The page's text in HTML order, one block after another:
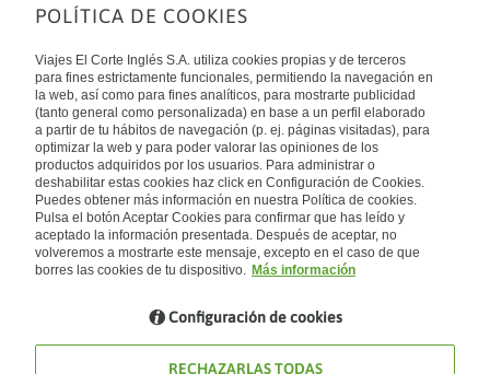
Sobre nosotros
Quiénes somos
Financiación
Sostenibilidad
Turismo accesible
Tarjeta El Corte Inglés
Trabaja con nosotros
El Corte Inglés
Canal Ético
Enlaces de interés
Guías de viaje
Catálogos
Auto check-in
Condiciones Generales
Política de privacidad
Política de cookies
Accesibilidad
Empresas/ Grupos
Internacional
España
Visita nuestro blog
Blog de Viajes el Corte inglés
POLÍTICA DE COOKIES
Viajes El Corte Inglés S.A. utiliza cookies propias y de terceros
para fines estrictamente funcionales, permitiendo la navegación en
la web, así como para fines analíticos, para mostrarte publicidad
(tanto general como personalizada) en base a un perfil elaborado
a partir de tu hábitos de navegación (p. ej. páginas visitadas), para
optimizar la web y para poder valorar las opiniones de los
productos adquiridos por los usuarios. Para administrar o
deshabilitar estas cookies haz click en Configuración de Cookies.
Puedes obtener más información en nuestra Política de cookies.
Pulsa el botón Aceptar Cookies para confirmar que has leído y
aceptado la información presentada. Después de aceptar, no
volveremos a mostrarte este mensaje, excepto en el caso de que
borres las cookies de tu dispositivo. Más información
Configuración de cookies
RECHAZARLAS TODAS